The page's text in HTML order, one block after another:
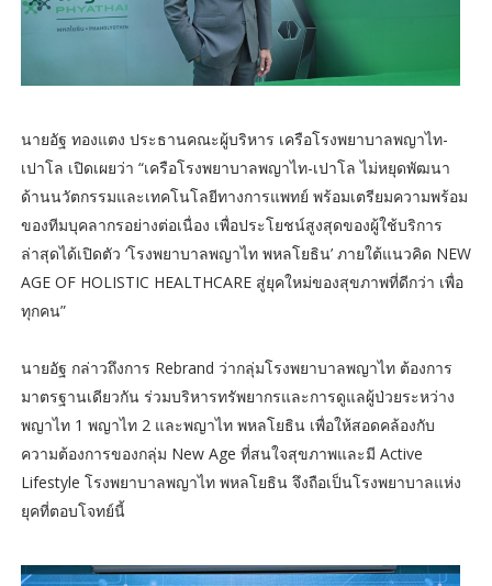
นายอัฐ ทองแตง ประธานคณะผู้บริหาร เครือโรงพยาบาลพญาไท-
เปาโล เปิดเผยว่า “เครือโรงพยาบาลพญาไท-เปาโล ไม่หยุดพัฒนา
ด้านนวัตกรรมและเทคโนโลยีทางการแพทย์ พร้อมเตรียมความพร้อม
ของทีมบุคลากรอย่างต่อเนื่อง เพื่อประโยชน์สูงสุดของผู้ใช้บริการ
ล่าสุดได้เปิดตัว ‘โรงพยาบาลพญาไท พหลโยธิน’ ภายใต้แนวคิด NEW
AGE OF HOLISTIC HEALTHCARE สู่ยุคใหม่ของสุขภาพที่ดีกว่า เพื่อ
ทุกคน”
นายอัฐ กล่าวถึงการ Rebrand ว่ากลุ่มโรงพยาบาลพญาไท ต้องการ
มาตรฐานเดียวกัน ร่วมบริหารทรัพยากรและการดูแลผู้ป่วยระหว่าง
พญาไท 1 พญาไท 2 และพญาไท พหลโยธิน เพื่อให้สอดคล้องกับ
ความต้องการของกลุ่ม New Age ที่สนใจสุขภาพและมี Active
Lifestyle โรงพยาบาลพญาไท พหลโยธิน จึงถือเป็นโรงพยาบาลแห่ง
ยุคที่ตอบโจทย์นี้